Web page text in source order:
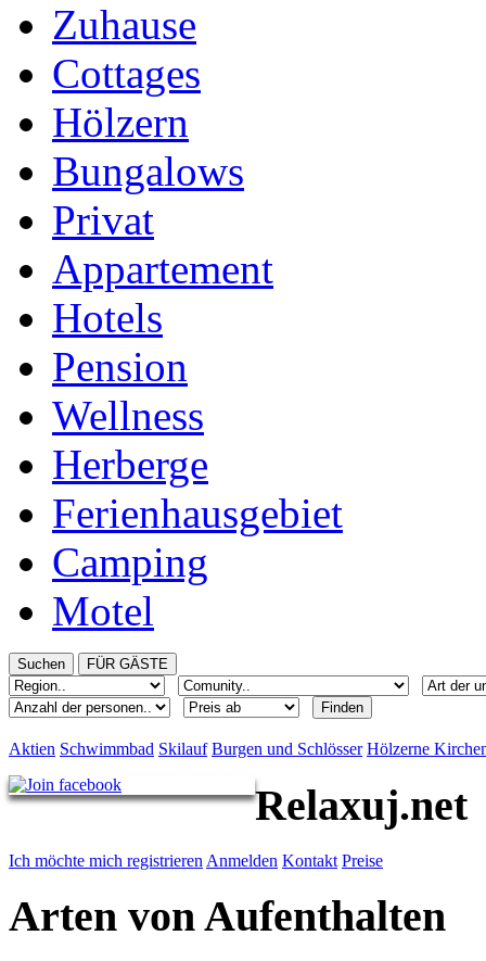
Zuhause
Cottages
Hölzern
Bungalows
Privat
Appartement
Hotels
Pension
Wellness
Herberge
Ferienhausgebiet
Camping
Motel
Aktien Schwimmbad Skilauf Burgen und Schlösser Hölzerne
Relaxuj.net
Ich möchte mich registrieren Anmelden Kontakt Preise
Arten von Aufenthalten